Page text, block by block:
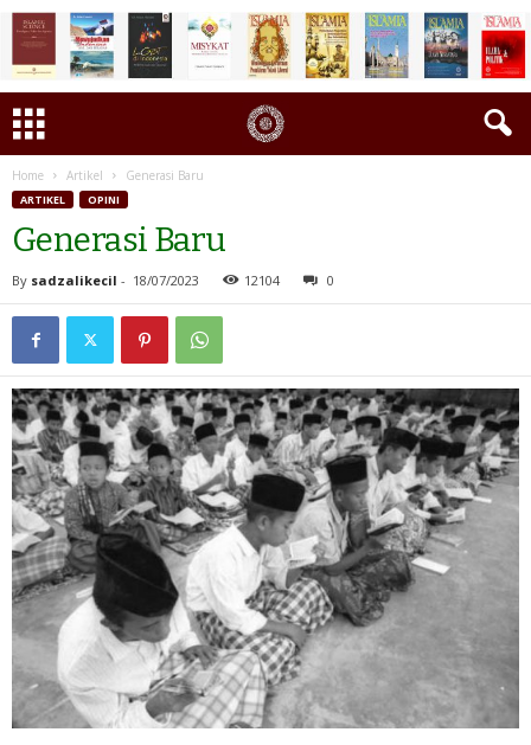
Home Artikel Generasi Baru
ARTIKEL OPINI
Generasi Baru
By sadzalikecil - 18/07/2023 12104 0